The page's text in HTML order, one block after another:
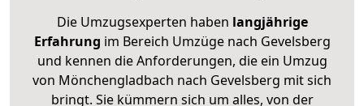
Die Umzugsexperten haben langjährige
Erfahrung im Bereich Umzüge nach Gevelsberg
und kennen die Anforderungen, die ein Umzug
von Mönchengladbach nach Gevelsberg mit sich
bringt. Sie kümmern sich um alles, von der